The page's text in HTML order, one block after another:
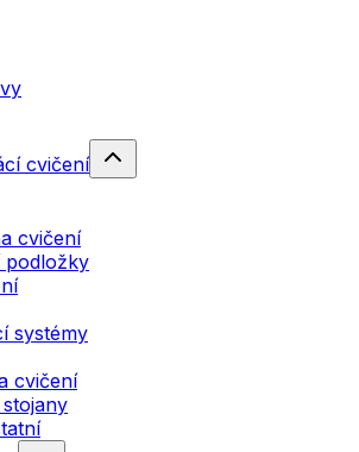
cvičení
cvičení
podložky
systémy
cvičení